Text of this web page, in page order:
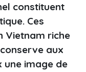
constituent
Ces
Vietnam riche
aux
une image de